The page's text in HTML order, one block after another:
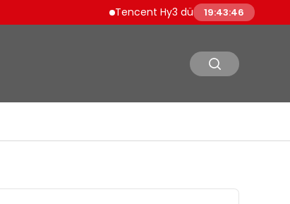
Tencent Hy3 dünya genelinde
19:43:47